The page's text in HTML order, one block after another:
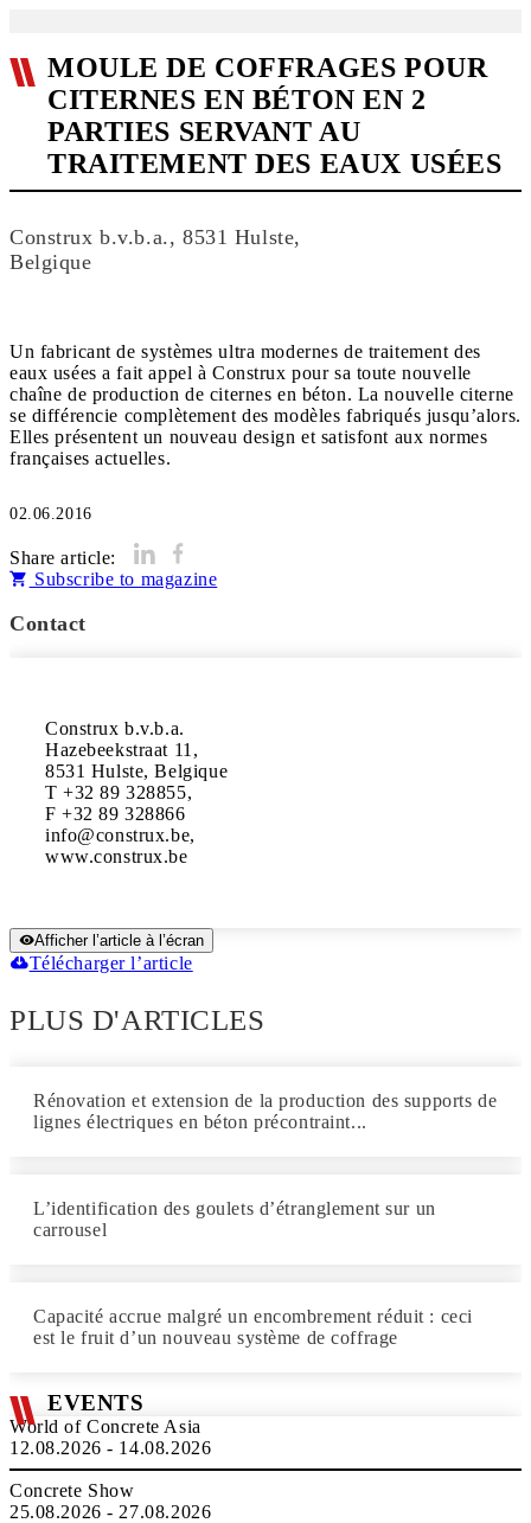
MOULE DE COFFRAGES POUR
CITERNES EN BÉTON EN 2
PARTIES SERVANT AU
TRAITEMENT DES EAUX USÉES
Construx b.v.b.a., 8531 Hulste,
Belgique
Un fabricant de systèmes ultra modernes de traitement des
eaux usées a fait appel à Construx pour sa toute nouvelle
chaîne de production de citernes en béton. La nouvelle citerne
se différencie complètement des modèles fabriqués jusqu’alors.
Elles présentent un nouveau design et satisfont aux normes
françaises actuelles.
02.06.2016
Share article:
Subscribe to magazine
Contact
Construx b.v.b.a.
Hazebeekstraat 11,
8531 Hulste, Belgique
T +32 89 328855,
F +32 89 328866
info@construx.be,
www.construx.be
Afficher l’article à l’écran
Télécharger l’article
PLUS D'ARTICLES
Rénovation et extension de la production des supports de
lignes électriques en béton précontraint...
L’identification des goulets d’étranglement sur un
carrousel
Capacité accrue malgré un encombrement réduit : ceci
est le fruit d’un nouveau système de coffrage
EVENTS
World of Concrete Asia
12.08.2026 - 14.08.2026
Concrete Show
25.08.2026 - 27.08.2026